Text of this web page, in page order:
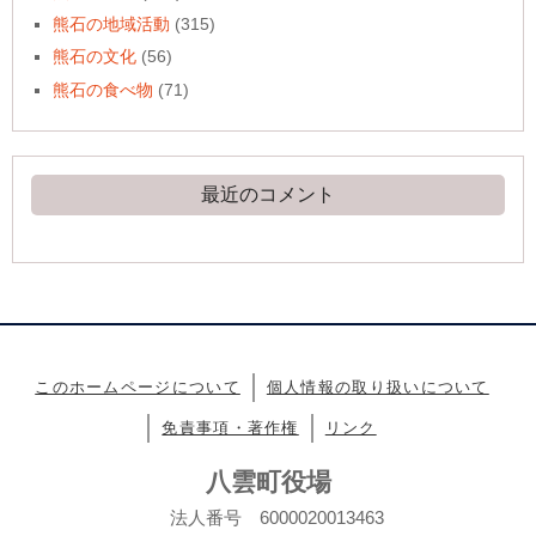
熊石の地域活動 (315)
熊石の文化 (56)
熊石の食べ物 (71)
最近のコメント
このホームページについて 個人情報の取り扱いについて
免責事項・著作権 リンク
八雲町役場
法人番号 6000020013463